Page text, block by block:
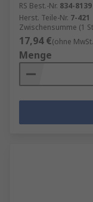
RS Best.-Nr. 834-8139
Herst. Teile-Nr. 7-421
Zwischensumme (1
17,94 €(ohne
Menge